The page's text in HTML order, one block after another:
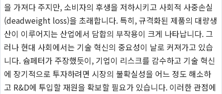
을 가져다 주지만, 소비자의 후생을 저하시키고 사회적 사중손실
(deadweight loss)을 초래합니다. 특히, 규격화된 제품의 대량생
산이 이루어지는 산업에서 담합의 부작용이 크게 나타납니다. 그
러나 현대 사회에서는 기술 혁신의 중요성이 날로 커져가고 있습
니다. 슘페터가 주장했듯이, 기업이 리스크를 감수하고 기술 혁신
에 장기적으로 투자하려면 시장의 불확실성을 어느 정도 해소하
고 R&D에 투입할 재원을 확보할 필요가 있습니다. 이러한 관점에